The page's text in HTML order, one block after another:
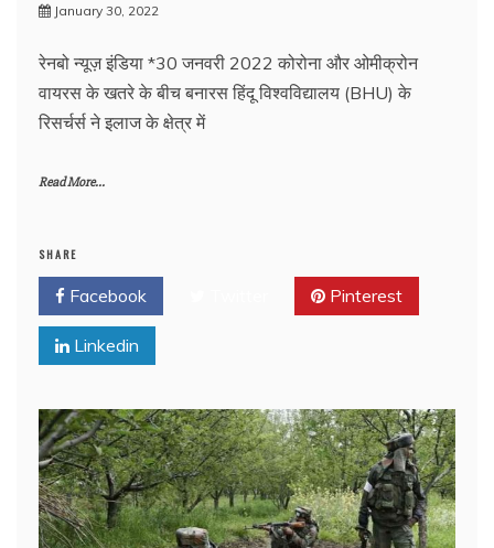
January 30, 2022
रेनबो न्यूज़ इंडिया *30 जनवरी 2022 कोरोना और ओमीक्रोन
वायरस के खतरे के बीच बनारस हिंदू विश्वविद्यालय (BHU) के
रिसर्चर्स ने इलाज के क्षेत्र में
Read More...
SHARE
Facebook Pinterest
Linkedin